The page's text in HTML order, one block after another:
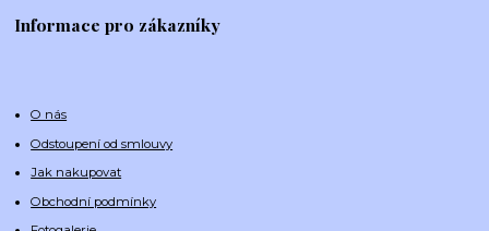
Informace pro zákazníky
O nás
Odstoupení od smlouvy
Jak nakupovat
Obchodní podmínky